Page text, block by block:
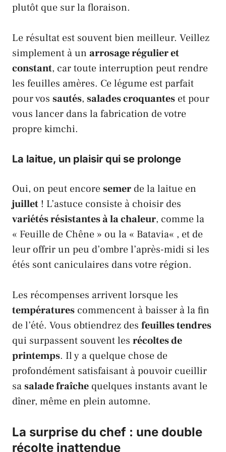
plutôt que sur la floraison.
Le résultat est souvent bien meilleur. Veillez
simplement à un arrosage régulier et
constant, car toute interruption peut rendre
les feuilles amères. Ce légume est parfait
pour vos sautés, salades croquantes et pour
vous lancer dans la fabrication de votre
proprekimchi.
La laitue, un plaisir qui se prolonge
Oui, on peut encoresemer de lalaitue en
juillet ! L’astuce consiste à choisir des
variétés résistantes à la chaleur, comme la
« Feuille de Chêne » ou la « Batavia« , et de
leur offrir un peu d’ombre l’après-midi si les
étés sont caniculaires dans votre région.
Les récompenses arrivent lorsque les
températures commencent à baisser à la fin
de l’été. Vous obtiendrez des feuilles tendres
qui surpassent souvent les récoltes de
printemps. Il y a quelque chose de
profondément satisfaisant à pouvoir cueillir
sasalade fraîche quelques instants avant le
dîner, même en plein automne.
La surprise du chef : une double
récolte inattendue